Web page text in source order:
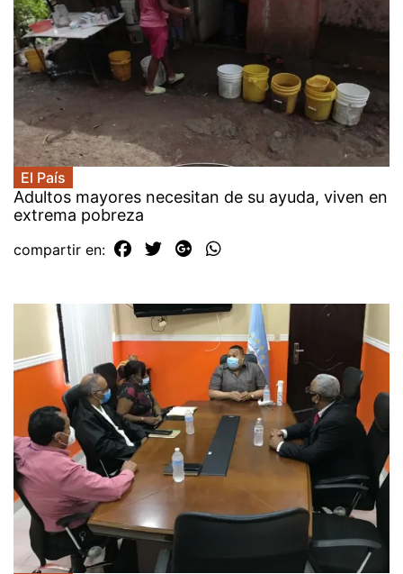
El País
Adultos mayores necesitan de su ayuda, viven en
extrema pobreza
compartir en: